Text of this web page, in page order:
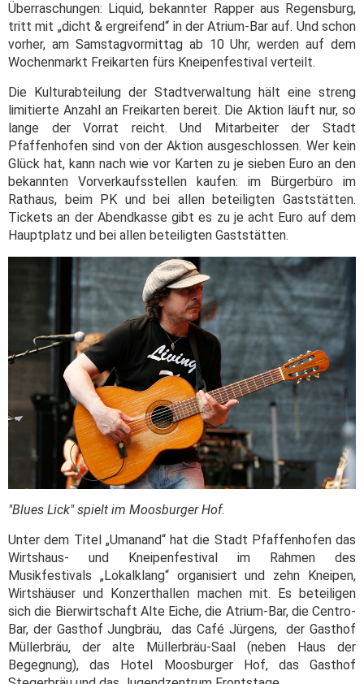
Überraschungen: Liquid, bekannter Rapper aus Regensburg,
tritt mit „dicht & ergreifend“ in der Atrium-Bar auf. Und schon
vorher, am Samstagvormittag ab 10 Uhr, werden auf dem
Wochenmarkt Freikarten fürs Kneipenfestival verteilt.
Die Kulturabteilung der Stadtverwaltung hält eine streng
limitierte Anzahl an Freikarten bereit. Die Aktion läuft nur, so
lange der Vorrat reicht. Und Mitarbeiter der Stadt
Pfaffenhofen sind von der Aktion ausgeschlossen. Wer kein
Glück hat, kann nach wie vor Karten zu je sieben Euro an den
bekannten Vorverkaufsstellen kaufen: im Bürgerbüro im
Rathaus, beim PK und bei allen beteiligten Gaststätten.
Tickets an der Abendkasse gibt es zu je acht Euro auf dem
Hauptplatz und bei allen beteiligten Gaststätten.
"Blues Lick" spielt im Moosburger Hof.
Unter dem Titel „Umanand“ hat die Stadt Pfaffenhofen das
Wirtshaus- und Kneipenfestival im Rahmen des
Musikfestivals „Lokalklang“ organisiert und zehn Kneipen,
Wirtshäuser und Konzerthallen machen mit. Es beteiligen
sich die Bierwirtschaft Alte Eiche, die Atrium-Bar, die Centro-
Bar, der Gasthof Jungbräu, das Café Jürgens, der Gasthof
Müllerbräu, der alte Müllerbräu-Saal (neben Haus der
Begegnung), das Hotel Moosburger Hof, das Gasthof